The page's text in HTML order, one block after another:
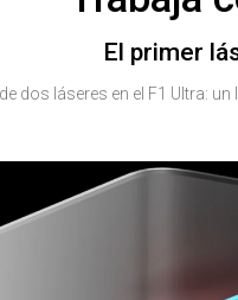
El primer
dos láseres en el F1 Ultra: